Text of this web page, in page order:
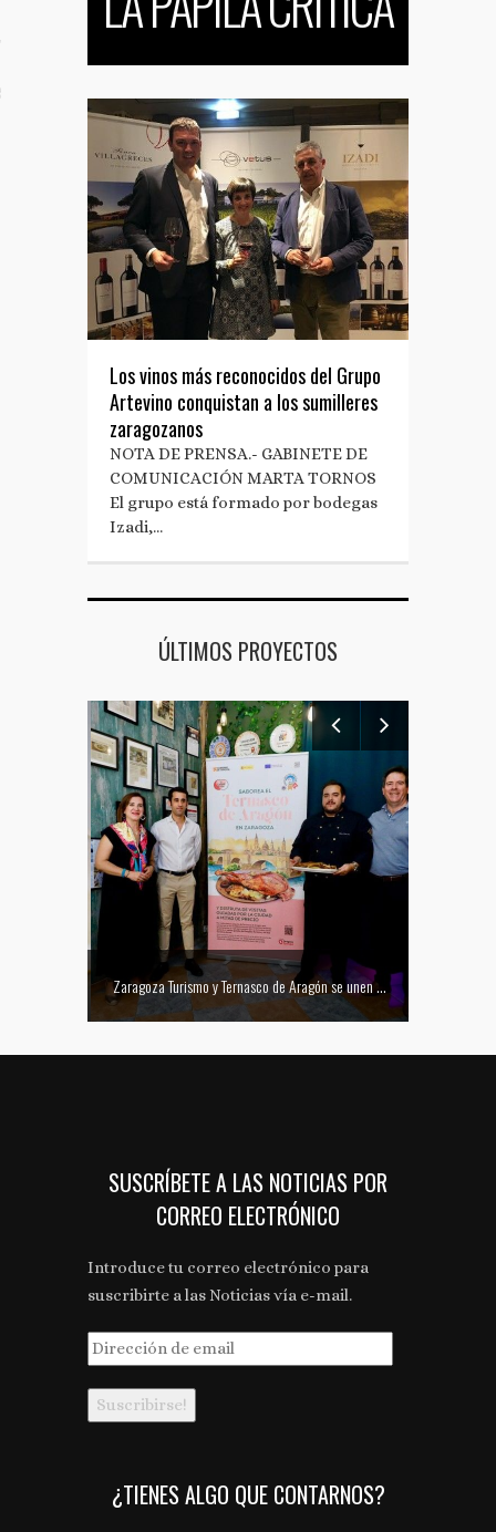
TUS NOTAS DE PRENSA
Los vinos más reconocidos del Grupo
Artevino conquistan a los sumilleres
zaragozanos
NOTA DE PRENSA.- GABINETE DE
COMUNICACIÓN MARTA TORNOS
El grupo está formado por bodegas
Izadi,…
ÚLTIMOS PROYECTOS
Zaragoza Turismo y Ternasco de Aragón se unen para promocionar la ciudad a través de su gastronomía
SUSCRÍBETE A LAS NOTICIAS POR
CORREO ELECTRÓNICO
Introduce tu correo electrónico para
suscribirte a las Noticias vía e-mail.
Dirección
de
email
¿TIENES ALGO QUE CONTARNOS?